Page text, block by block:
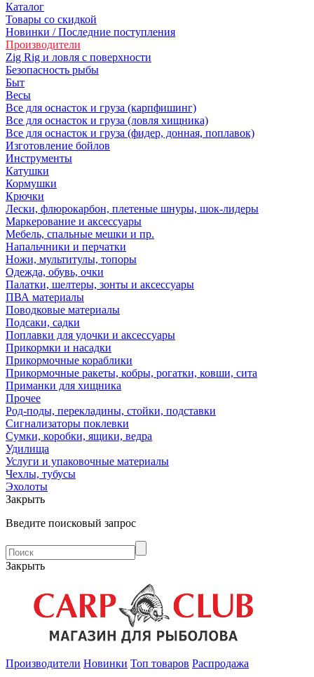
Каталог
Товары со скидкой
Новинки / Последние поступления
Производители
Zig Rig и ловля с поверхности
Безoпасность рыбы
Быт
Весы
Все для оснасток и груза (карпфишинг)
Все для оснасток и груза (ловля хищника)
Все для оснасток и груза (фидер, донная, поплавок)
Изготовление бойлов
Инструменты
Катушки
Кормушки
Крючки
Лески, флюрокарбон, плетеные шнуры, шок-лидеры
Маркерование и аксессуары
Мебель, спальные мешки и пр.
Напальчники и перчатки
Ножи, мультитулы, топоры
Одежда, обувь, очки
Палатки, шелтеры, зонты и аксессуары
ПВА материалы
Поводковые материалы
Подсаки, садки
Поплавки для удочки и аксессуары
Прикормки и насадки
Прикормочные кораблики
Прикормочные ракеты, кобры, рогатки, ковши, сита
Приманки для хищника
Прочее
Род-поды, перекладины, стойки, подставки
Сигнализаторы поклевки
Сумки, коробки, ящики, ведра
Удилища
Услуги и упаковочные материалы
Чехлы, тубусы
Эхолоты
Закрыть
Введите поисковый запрос
Закрыть
Производители Новинки Топ товаров Распродажа